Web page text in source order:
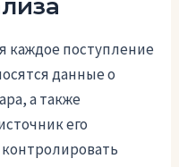
каждое поступление
данные о
а также
его